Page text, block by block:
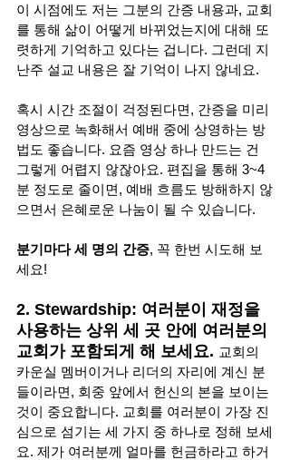
이 시점에도 저는 그분의 간증 내용과, 교회
를 통해 삶이 어떻게 바뀌었는지에 대해 또
렷하게 기억하고 있다는 겁니다. 그런데 지
난주 설교 내용은 잘 기억이 나지 않네요.
혹시 시간 조절이 걱정된다면, 간증을 미리
영상으로 녹화해서 예배 중에 상영하는 방
법도 좋습니다. 요즘 영상 하나 만드는 건
그렇게 어렵지 않잖아요. 편집을 통해 3~4
분 정도로 줄이면, 예배 흐름도 방해하지 않
으면서 은혜로운 나눔이 될 수 있습니다.
분기마다 세 명의 간증, 꼭 한번 시도해 보
세요!
2. Stewardship: 여러분이 재정을
사용하는 상위 세 곳 안에 여러분의
교회가 포함되게 해 보세요. 교회의
카운실 멤버이거나 리더의 자리에 계신 분
들이라면, 회중 앞에서 헌신의 본을 보이는
것이 중요합니다. 교회를 여러분이 가장 진
심으로 섬기는 세 가지 중 하나로 정해 보세
요. 제가 여러분께 얼마를 헌금하라고 하거